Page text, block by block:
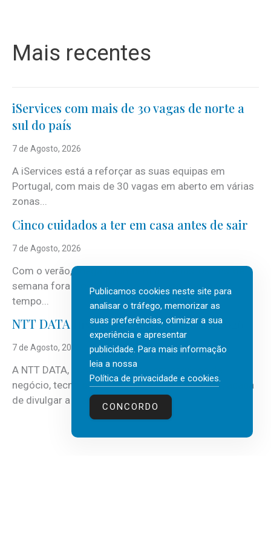
Mais recentes
iServices com mais de 30 vagas de norte a
sul do país
7 de Agosto, 2026
A iServices está a reforçar as suas equipas em
Portugal, com mais de 30 vagas em aberto em várias
zonas...
Cinco cuidados a ter em casa antes de sair
7 de Agosto, 2026
Com o verão, chegam também as férias, os fins-de-
semana fora e os dias em que a casa fica mais
tempo...
NTT DATA Insurtech Global Outlook 2026
7 de Agosto, 2026
A NTT DATA, consultora global em serviços de
negócio, tecnologia e inteligência artificial (IA), acaba
de divulgar a mais recente...
Publicamos cookies neste site para
analisar o tráfego, memorizar as
suas preferências, otimizar a sua
experiência e apresentar
publicidade. Para mais informação
leia a nossa
Política de privacidade e cookies.
CONCORDO